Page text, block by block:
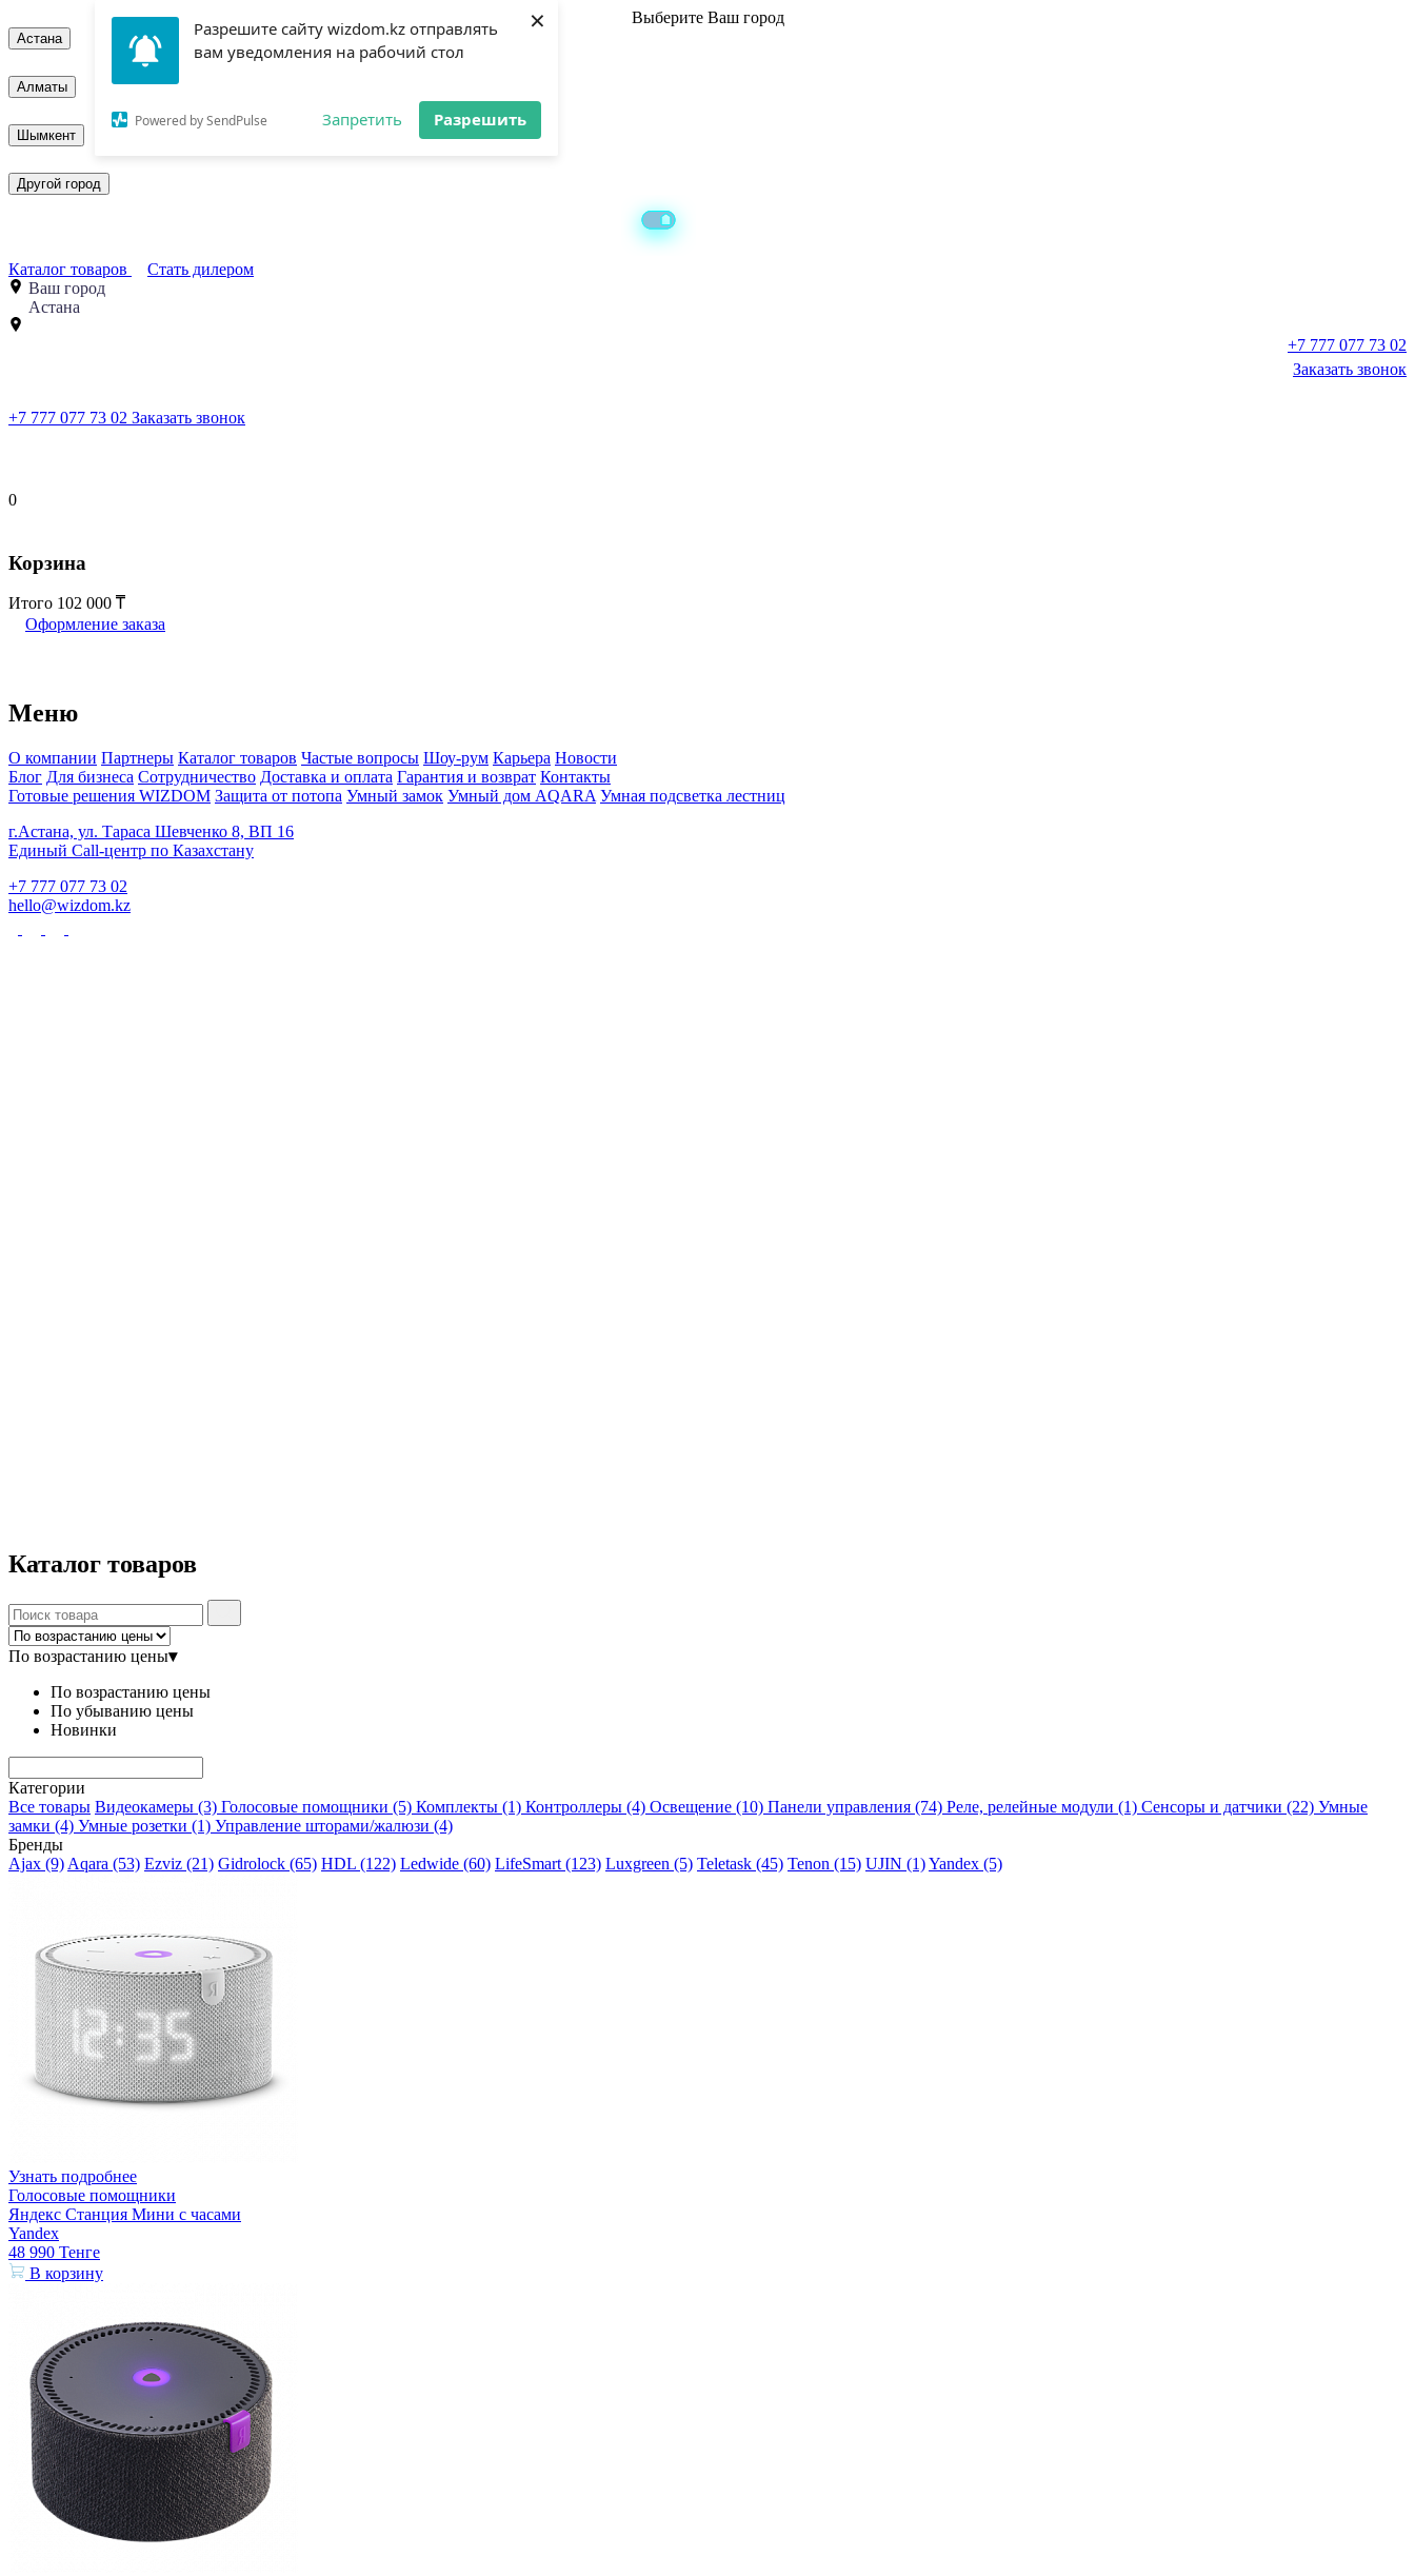
Разрешите сайту wizdom.kz отправлять
вам уведомления на рабочий стол
Powered by SendPulse Запретить Разрешить
× Выберите Ваш город
Астана
Алматы
Шымкент
Другой город
Каталог товаров
Стать дилером
Ваш город
Астана
+7 777 077 73 02
Заказать звонок
+7 777 077 73 02 Заказать звонок
0
Корзина
Итого 102 000
Оформление заказа
Меню
О компании Партнеры Каталог товаров Частые вопросы Шоу-рум Карьера Новости
Блог Для бизнеса Сотрудничество Доставка и оплата Гарантия и возврат Контакты
Готовые решения WIZDOM Защита от потопа Умный замок Умный дом AQARA Умная подсветка лестниц
г.Астана, ул. Тараса Шевченко 8, ВП 16
Единый Call-центр по Казахстану
+7 777 077 73 02
hello@wizdom.kz
Каталог товаров
По возрастанию цены▾
По возрастанию цены
По убыванию цены
Новинки
Категории
Все товары Видеокамеры (3) Голосовые помощники (5) Комплекты (1) Контроллеры (4) Освещение (10) Панели управления (74) Реле, релейные модули (1) Сенсоры и датчики (22) Умные
замки (4) Умные розетки (1) Управление шторами/жалюзи (4)
Бренды
Ajax (9) Aqara (53) Ezviz (21) Gidrolock (65) HDL (122) Ledwide (60) LifeSmart (123) Luxgreen (5) Teletask (45) Tenon (15) UJIN (1)Yandex (5)
Узнать подробнее
Голосовые помощники
Яндекс Станция Мини с часами
Yandex
48 990 Тенге
В корзину